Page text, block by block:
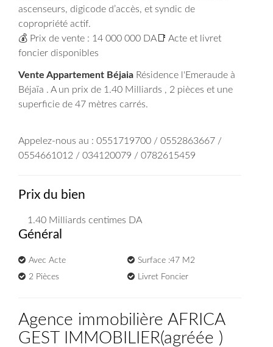
ascenseurs, digicode d’accès, et syndic de
copropriété actif.
💰 Prix de vente : 14 000 000 DA📑 Acte et livret
foncier disponibles
Vente Appartement Béjaia Résidence l'Emeraude à
Béjaïa . A un prix de 1.40 Milliards , 2 pièces et une
superficie de 47 mètres carrés.
Appelez-nous au : 0551719700 / 0552863667 /
0554661012 / 034120079 / 0782615459
Prix du bien
1.40 Milliards centimes DA
Général
Avec Acte
Surface :47 M2
2 Pièces
Livret Foncier
Agence immobilière AFRICA
GEST IMMOBILIER(agréée )